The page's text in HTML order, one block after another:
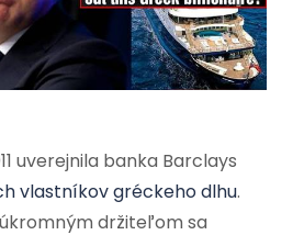
uverejnila banka Barclays
vlastníkov gréckeho dlhu.
držiteľom sa